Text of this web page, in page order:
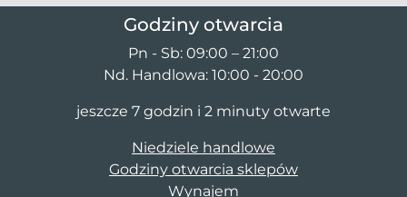
Godziny otwarcia
Pn - Sb: 09:00 – 21:00
Nd. Handlowa: 10:00 - 20:00
jeszcze 7 godzin i 2 minuty otwarte
Niedziele handlowe
Godziny otwarcia sklepów
Wynajem